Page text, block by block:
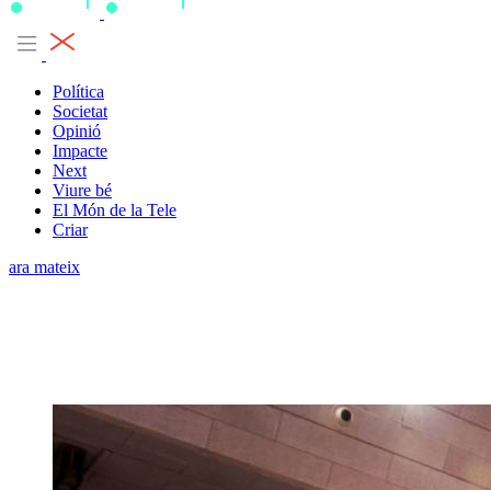
Política
Societat
Opinió
Impacte
Next
Viure bé
El Món de la Tele
Criar
ara mateix